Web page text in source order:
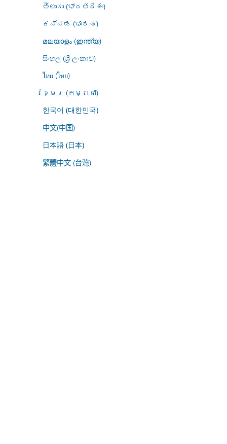
తెలుగు (భారతదేశం)
ಕನ್ನಡ (ಭಾರತ)
മലയാളം (ഇന്ത്യ)
සිංහල (ශ්‍රී ලංකාව)
ไทย (ไทย)
ខ្មែរ (កម្ពុជា)
한국어 (대한민국)
中文(中国)
日本語 (日本)
繁體中文 (台灣)